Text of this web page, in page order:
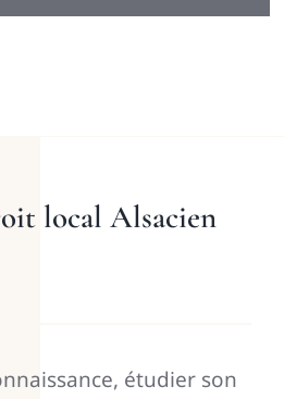
local Alsacien
étudier son